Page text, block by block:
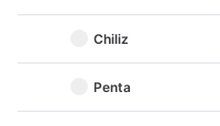
Chiliz
Penta